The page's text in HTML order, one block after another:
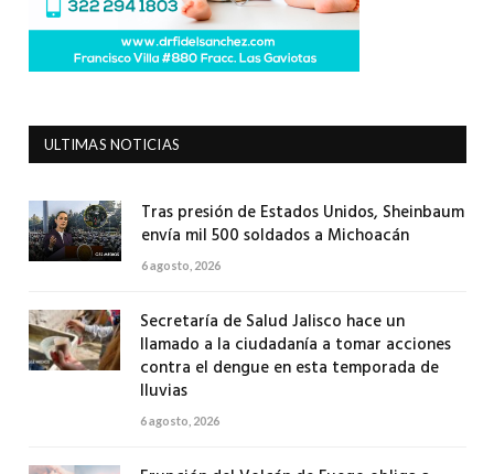
ULTIMAS NOTICIAS
Tras presión de Estados Unidos, Sheinbaum
envía mil 500 soldados a Michoacán
6 agosto, 2026
Secretaría de Salud Jalisco hace un
llamado a la ciudadanía a tomar acciones
contra el dengue en esta temporada de
lluvias
6 agosto, 2026